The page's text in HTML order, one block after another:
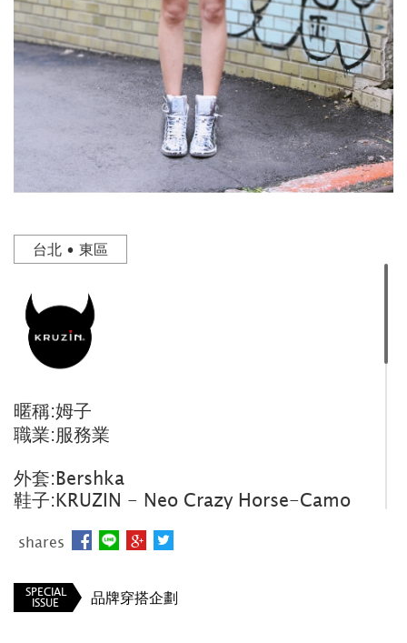
台北 • 東區
暱稱:姆子
職業:服務業
外套:Bershka
鞋子:KRUZIN - Neo Crazy Horse-Camo
在衣著選擇上全身黑色，反而能襯托出鞋款
是特殊色的重點。
shares
SPECIAL
ISSUE
品牌穿搭企劃